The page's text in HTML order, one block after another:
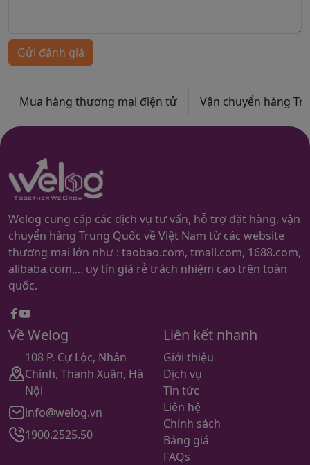
Gửi đánh giá
Mua hàng thương mại điện tử Vận chuyển hàng
Welog cung cấp các dịch vụ tư vấn, hỗ trợ đặt hàng, vận
chuyển hàng Trung Quốc về Việt Nam từ các website
thương mại lớn như : taobao.com, tmall.com, 1688.com,
alibaba.com,... uy tín giá rẻ trách nhiệm cao trên toàn
quốc.
Facebook
youtube
Về Welog
108 P. Cự Lộc, Nhân
Chính, Thanh Xuân, Hà
Nội
info@welog.vn
1900.2525.50
Liên kết nhanh
Giới thiệu
Dịch vụ
Tin tức
Liên hệ
Chính sách
Bảng giá
FAQs